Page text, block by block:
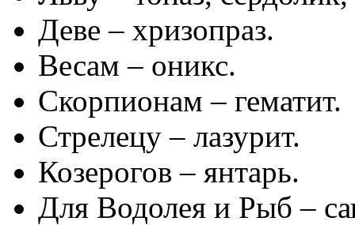
Деве – хризопраз.
Весам – оникс.
Скорпионам – гематит.
Стрелецу – лазурит.
Козерогов – янтарь.
Для Водолея и Рыб –